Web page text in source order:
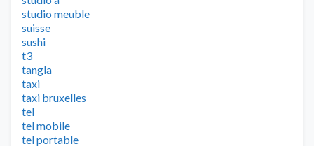
studio meuble
suisse
sushi
t3
tangla
taxi
taxi bruxelles
tel
tel mobile
tel portable